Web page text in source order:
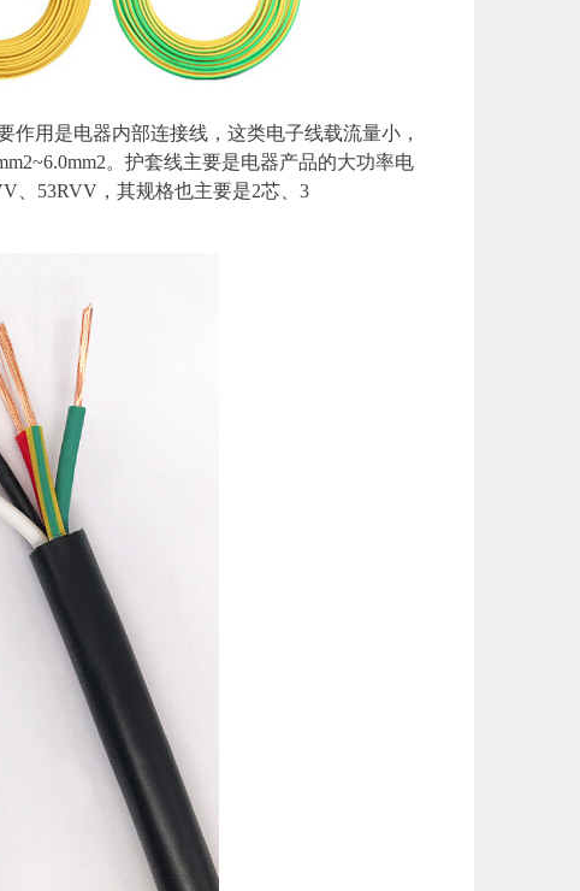
用是电器内部连接线，这类电子线载流量小，
。护套线主要是电器产品的大功率电
、53RVV，其规格也主要是2芯、3